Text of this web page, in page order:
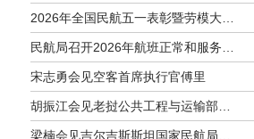
宋志勇会见空客首席执行官傅里